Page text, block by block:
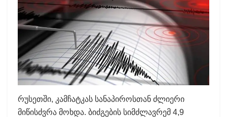
რუსეთში, კამჩატკას სანაპიროსთან ძლიერი
მიწისძვრა მოხდა. ბიძგების სიმძლავრემ 4,9